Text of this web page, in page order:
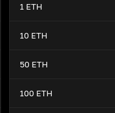
1 ETH
10 ETH
50 ETH
100 ETH